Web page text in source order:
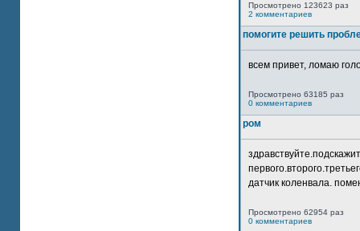
Просмотрено 123623 раз
2 комментариев
помогите решить
всем привет, ломаю
Просмотрено 63185 раз
0 комментариев
ром
датчик коленвала.
Просмотрено 62954 раз
0 комментариев